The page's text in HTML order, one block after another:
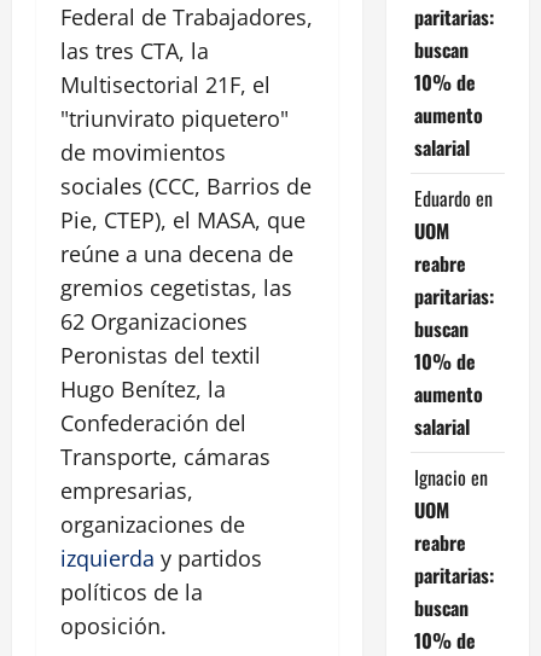
Federal de Trabajadores,
las tres CTA, la
Multisectorial 21F, el
"triunvirato piquetero"
de movimientos
sociales (CCC, Barrios de
Pie, CTEP), el MASA, que
reúne a una decena de
gremios cegetistas, las
62 Organizaciones
Peronistas del textil
Hugo Benítez, la
Confederación del
Transporte, cámaras
empresarias,
organizaciones de
izquierda y partidos
políticos de la
oposición.
paritarias:
buscan
10% de
aumento
salarial
Eduardo en
UOM
reabre
paritarias:
buscan
10% de
aumento
salarial
Ignacio en
UOM
reabre
paritarias:
buscan
10% de